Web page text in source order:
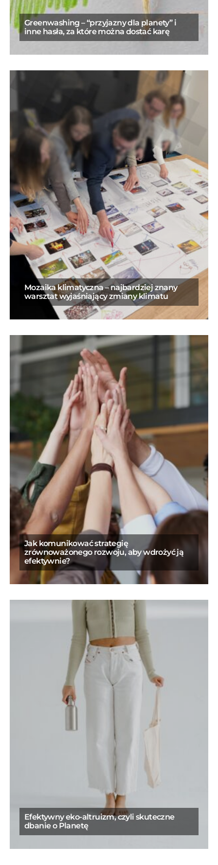
Greenwashing – “przyjazny dla planety” i
inne hasła, za które można dostać karę
Mozaika klimatyczna – najbardziej znany
warsztat wyjaśniający zmiany klimatu
Jak komunikować strategię
zrównoważonego rozwoju, aby wdrożyć ją
efektywnie?
Efektywny eko-altruizm, czyli skuteczne
dbanie o Planetę